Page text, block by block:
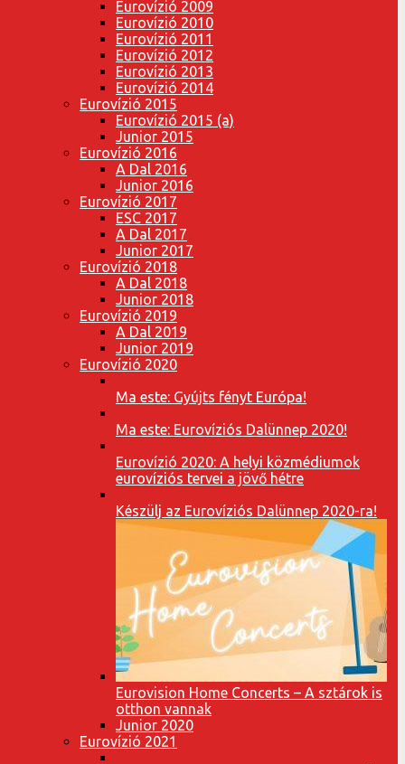
Eurovízió 2009
Eurovízió 2010
Eurovízió 2011
Eurovízió 2012
Eurovízió 2013
Eurovízió 2014
Eurovízió 2015
Eurovízió 2015 (a)
Junior 2015
Eurovízió 2016
A Dal 2016
Junior 2016
Eurovízió 2017
ESC 2017
A Dal 2017
Junior 2017
Eurovízió 2018
A Dal 2018
Junior 2018
Eurovízió 2019
A Dal 2019
Junior 2019
Eurovízió 2020
Ma este: Gyújts fényt Európa!
Ma este: Eurovíziós Dalünnep 2020!
Eurovízió 2020: A helyi közmédiumok
eurovíziós tervei a jövő hétre
Készülj az Eurovíziós Dalünnep 2020-ra!
Eurovision Home Concerts – A sztárok is
otthon vannak
Junior 2020
Eurovízió 2021